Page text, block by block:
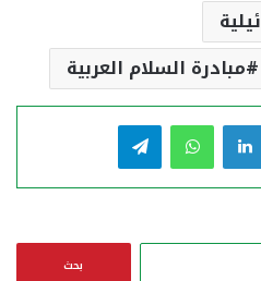
مبادرة السلام العربية
لينكدإن واتساب